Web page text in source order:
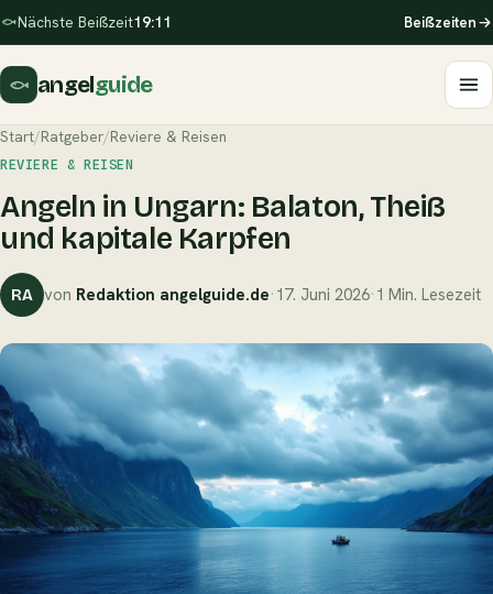
Nächste Beißzeit19:11 Beißzeiten
angelguide
Start/Ratgeber/Reviere & Reisen
REVIERE & REISEN
Angeln in Ungarn: Balaton, Theiß
und kapitale Karpfen
RA von Redaktion angelguide.de· 17. Juni 2026· 1 Min. Lesezeit